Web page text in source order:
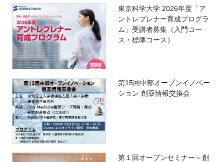
東京科学大学 2026年度「ア
ントレプレナー育成プログラ
ム」受講者募集（入門コー
ス・標準コース）
第15回中部オープンイノベー
ション 創薬情報交換会
第１回オープンセミナー～創